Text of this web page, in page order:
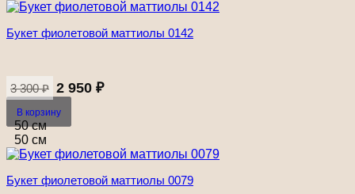
Букет фиолетовой маттиолы 0142
3 300₽ цена
составляла
3
300 ₽.
2 950 ₽цена:
В корзину
50 см
50 см
Букет фиолетовой маттиолы 0079